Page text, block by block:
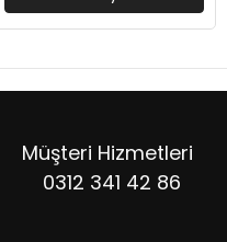
Müşteri Hizmetleri
0312 341 42 86